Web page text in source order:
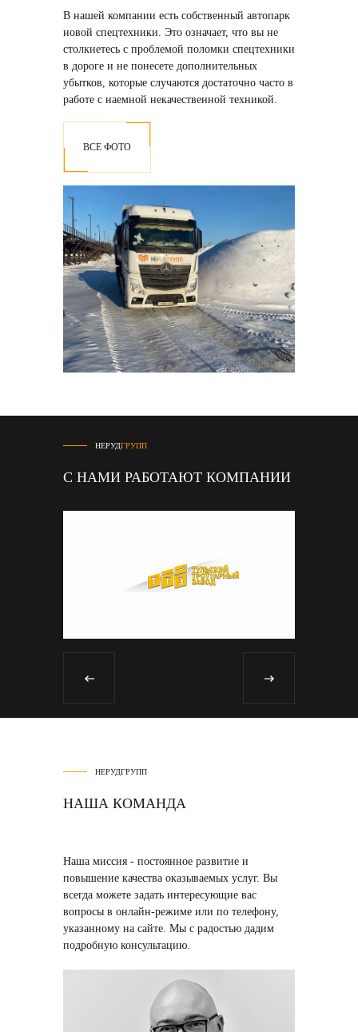
В нашей компании есть собственный автопарк
новой спецтехники. Это означает, что вы не
столкнетесь с проблемой поломки спецтехники
в дороге и не понесете дополнительных
убытков, которые случаются достаточно часто в
работе с наемной некачественной техникой.
ВСЕ ФОТО
НЕРУДГРУПП
С НАМИ РАБОТАЮТ КОМПАНИИ
НЕРУДГРУПП
НАША КОМАНДА
Наша миссия - постоянное развитие и
повышение качества оказываемых услуг. Вы
всегда можете задать интересующие вас
вопросы в онлайн-режиме или по телефону,
указанному на сайте. Мы с радостью дадим
подробную консультацию.